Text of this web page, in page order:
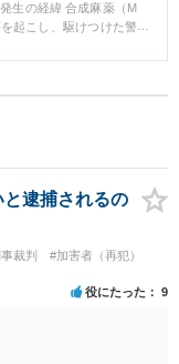
生の経緯 合成麻薬（M
起こし、駆けつけた警
警察に補導された前歴
、付添い人が弁護活動
逮捕されるの
裁判
#加害者（再犯）
役にたった 9